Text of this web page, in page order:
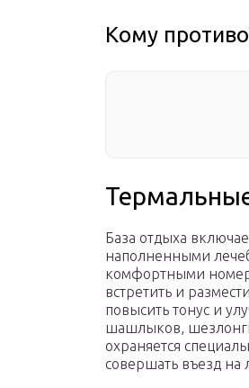
Кому
База отдыха
наполненными
комфортными
встретить и
повысить тонус и
шашлыков, шезлонги
охраняется
совершать въезд на